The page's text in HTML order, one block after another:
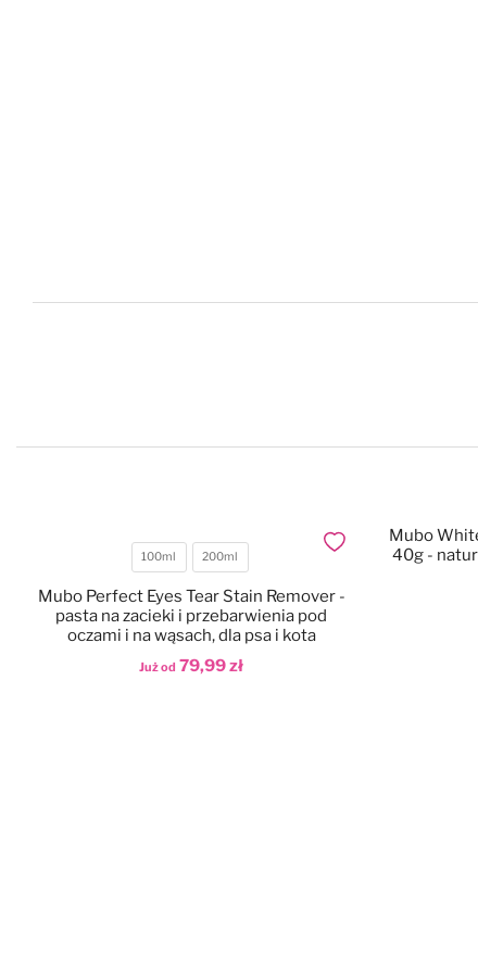
Pojemność
100ml 200ml
Już od 79,99 zł
Mubo Perfect Eyes Tear Stain Remover -
pasta na zacieki i przebarwienia pod
oczami i na wąsach, dla psa i kota
Dodaj do ulubionych
Mubo
40g -